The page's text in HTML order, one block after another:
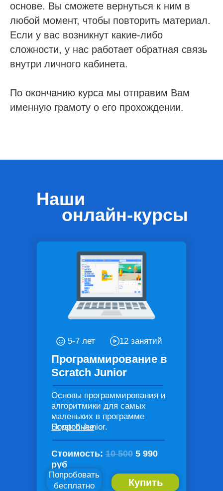
основе. Вы сможете вернуться к ним в
любой момент, чтобы повторить материал.
Если у вас возникнут какие-либо
сложности, у нас работает обратная связь
внутри личного кабинета.
По окончанию курса мы отправим Вам
именную грамоту о его прохождении.
Наши
Программирование в
Scratch Junior
5-7 лет 12 занятий
Основы программирования и
алгоритмики для самых
маленьких в программе
Scratch Junior.
онлайн-курсы
Купить
Подробнее
Стоимость: 10 500 5 990
руб
Попробовать
бесплатно